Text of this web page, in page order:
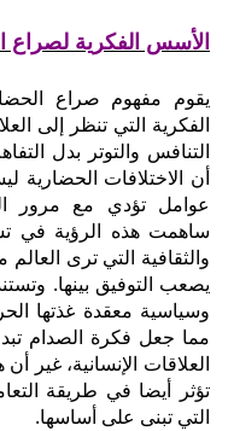
الأسس الفكرية لصراع
يقوم مفهوم صراع
الفكرية التي تنظر إلى
التنافس والتوتر بدل
أن الاختلافات الحضارية
عوامل تؤدي مع مرور
ساهمت هذه الرؤية في
والثقافية التي ترى
يصعب التوفيق بينها.
وسياسية معقدة غذتها
مما جعل فكرة الصدام
العلاقات الإنسانية، غير
تؤثر أيضا في طريقة
التي تبنى على أساسها.